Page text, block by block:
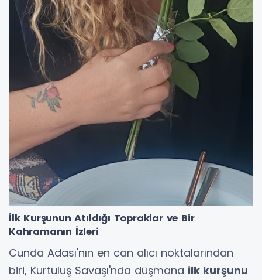
İlk Kurşunun Atıldığı Topraklar ve Bir
Kahramanın İzleri
Cunda Adası'nın en can alıcı noktalarından
biri, Kurtuluş Savaşı'nda düşmana ilk kurşunu